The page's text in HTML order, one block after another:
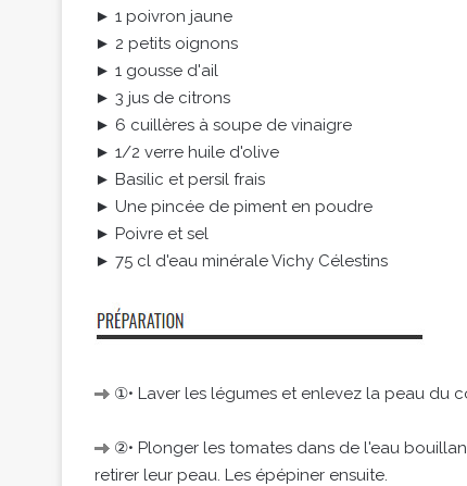
► 1 poivron jaune
► 2 petits oignons
► 1 gousse d'ail
► 3 jus de citrons
► 6 cuillères à soupe de vinaigre
► 1/2 verre huile d'olive
► Basilic et persil frais
► Une pincée de piment en poudre
► Poivre et sel
► 75 cl d'eau minérale Vichy Célestins
①• Laver les légumes et enlevez la peau du
②• Plonger les tomates dans de l'eau
retirer leur peau. Les épépiner ensuite.